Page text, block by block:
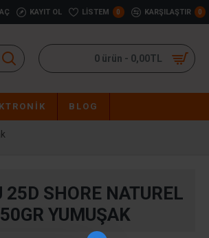
KAYIT OL LISTEM 0 KARŞILAŞTIR 0
0 ürün - 0,00TL
BLOG
SHORE NATUREL
YUMUŞAK